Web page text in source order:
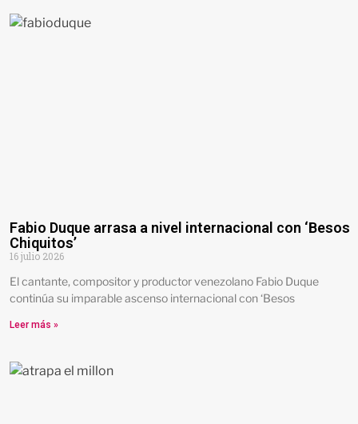
Fabio Duque arrasa a nivel internacional con ‘Besos
Chiquitos’
16 julio 2026
El cantante, compositor y productor venezolano Fabio Duque
continúa su imparable ascenso internacional con ‘Besos
Leer más »